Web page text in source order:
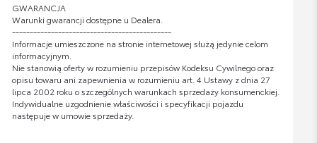
GWARANCJA
Warunki gwarancji dostępne u Dealera.
---------------------------------------------
Informacje umieszczone na stronie internetowej służą jedynie celom
informacyjnym.
Nie stanowią oferty w rozumieniu przepisów Kodeksu Cywilnego oraz
opisu towaru ani zapewnienia w rozumieniu art. 4 Ustawy z dnia 27
lipca 2002 roku o szczególnych warunkach sprzedaży konsumenckiej.
Indywidualne uzgodnienie właściwości i specyfikacji pojazdu
następuje w umowie sprzedaży.